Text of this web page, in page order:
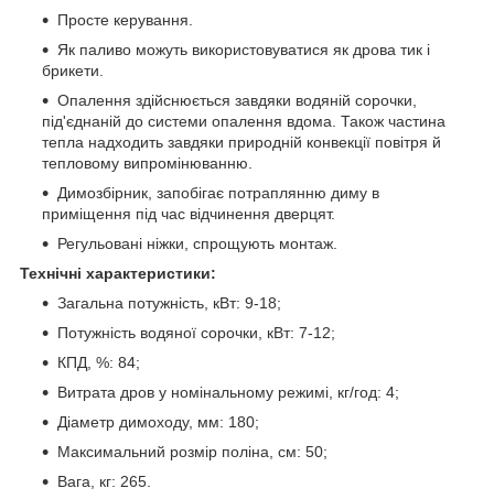
Просте керування.
Як паливо можуть використовуватися як дрова тик і
брикети.
Опалення здійснюється завдяки водяній сорочки,
під'єднаній до системи опалення вдома. Також частина
тепла надходить завдяки природній конвекції повітря й
тепловому випромінюванню.
Димозбірник, запобігає потраплянню диму в
приміщення під час відчинення дверцят.
Регульовані ніжки, спрощують монтаж.
Технічні характеристики:
Загальна потужність, кВт: 9-18;
Потужність водяної сорочки, кВт: 7-12;
КПД, %: 84;
Витрата дров у номінальному режимі, кг/год: 4;
Діаметр димоходу, мм: 180;
Максимальний розмір поліна, см: 50;
Вага, кг: 265.